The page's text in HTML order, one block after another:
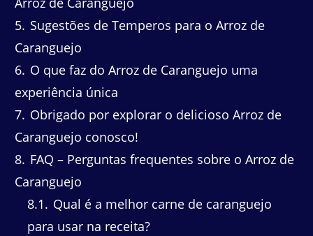
5 Sugestões de Temperos para o Arroz de
Caranguejo
6 O que faz do Arroz de Caranguejo uma
experiência única
7 Obrigado por explorar o delicioso Arroz de
Caranguejo conosco!
8 FAQ – Perguntas frequentes sobre o Arroz de
Caranguejo
8.1
Qual é a melhor carne de caranguejo
para usar na receita?